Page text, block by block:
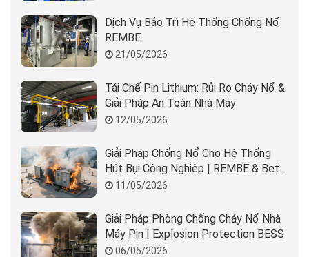
Dịch Vụ Bảo Trì Hệ Thống Chống Nổ
REMBE
21/05/2026
Tái Chế Pin Lithium: Rủi Ro Cháy Nổ &
Giải Pháp An Toàn Nhà Máy
12/05/2026
Giải Pháp Chống Nổ Cho Hệ Thống
Hút Bụi Công Nghiệp | REMBE & Beta
Solution
11/05/2026
Giải Pháp Phòng Chống Cháy Nổ Nhà
Máy Pin | Explosion Protection BESS
06/05/2026